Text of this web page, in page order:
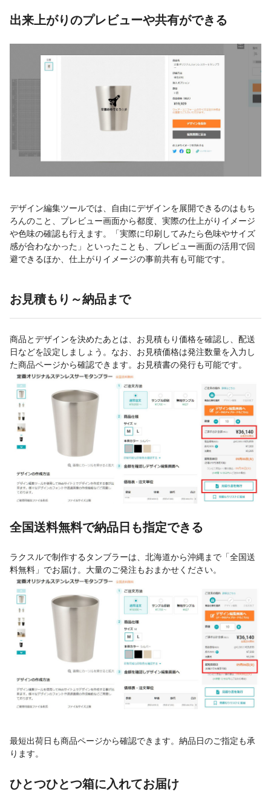
出来上がりのプレビューや共有ができる
デザイン編集ツールでは、自由にデザインを展開できるのはもち
ろんのこと、プレビュー画面から都度、実際の仕上がりイメージ
や色味の確認も行えます。「実際に印刷してみたら色味やサイズ
感が合わなかった」といったことも、プレビュー画面の活用で回
避できるほか、仕上がりイメージの事前共有も可能です。
お見積もり～納品まで
商品とデザインを決めたあとは、お見積もり価格を確認し、配送
日などを設定しましょう。なお、お見積価格は発注数量を入力し
た商品ページから確認できます。お見積書の発行も可能です。
全国送料無料で納品日も指定できる
ラクスルで制作するタンブラーは、北海道から沖縄まで「全国送
料無料」でお届け。大量のご発注もおまかせください。
最短出荷日も商品ページから確認できます。納品日のご指定も承
ります。
ひとつひとつ箱に入れてお届け